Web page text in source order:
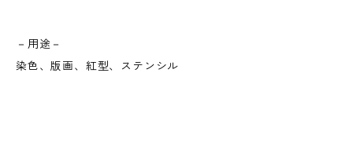
－用途－
染色、版画、紅型、ステンシル